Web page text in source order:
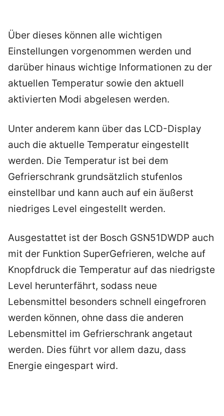
Über dieses können alle wichtigen
Einstellungen vorgenommen werden und
darüber hinaus wichtige Informationen zu der
aktuellen Temperatur sowie den aktuell
aktivierten Modi abgelesen werden.
Unter anderem kann über das LCD-Display
auch die aktuelle Temperatur eingestellt
werden. Die Temperatur ist bei dem
Gefrierschrank grundsätzlich stufenlos
einstellbar und kann auch auf ein äußerst
niedriges Level eingestellt werden.
Ausgestattet ist der Bosch GSN51DWDP auch
mit der Funktion SuperGefrieren, welche auf
Knopfdruck die Temperatur auf das niedrigste
Level herunterfährt, sodass neue
Lebensmittel besonders schnell eingefroren
werden können, ohne dass die anderen
Lebensmittel im Gefrierschrank angetaut
werden. Dies führt vor allem dazu, dass
Energie eingespart wird.